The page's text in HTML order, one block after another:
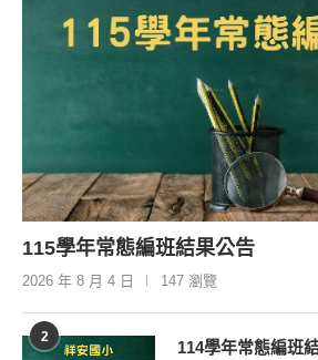
115學年常態編班結果公告
2026 年 8 月 4 日 147 瀏覽
2
114學年常態編班